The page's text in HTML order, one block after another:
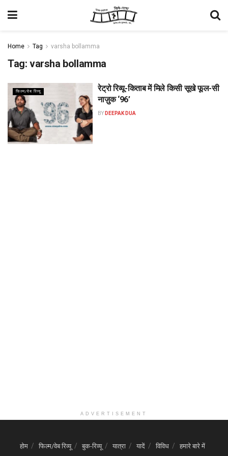
Home Tag varsha bollamma
Tag: varsha bollamma
फिल्म/वेब रिव्यू
रेट्रो रिव्यू-किताब में मिले किसी सूखे फूल-सी
नाज़ुक ‘96’
BY DEEPAK DUA
ADVERTISEMENT
होम फिल्म/वेब रिव्यू बुक-रिव्यू यात्रा यादें विविध हमारे बारे में